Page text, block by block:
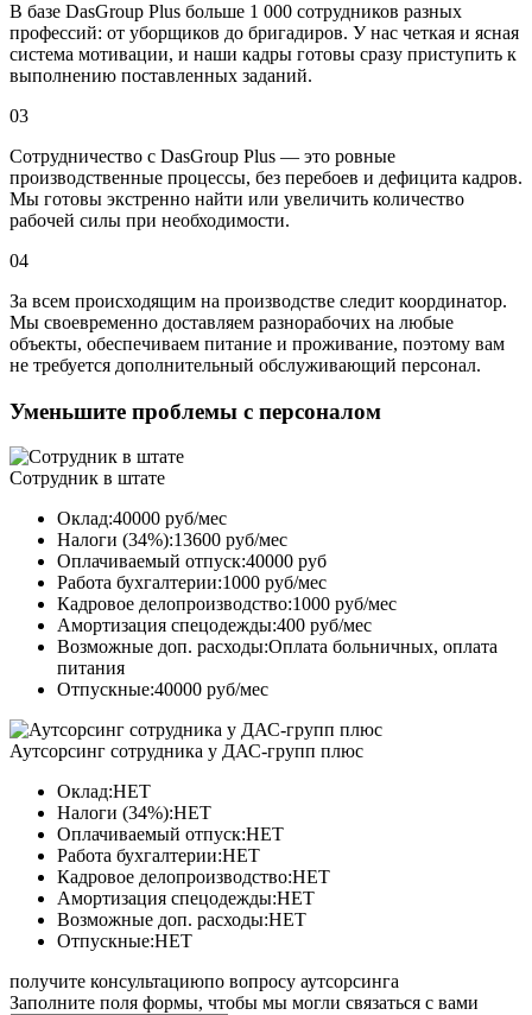
В базе DasGroup Plus больше 1 000 сотрудников разных
профессий: от уборщиков до бригадиров. У нас четкая и ясная
система мотивации, и наши кадры готовы сразу приступить к
выполнению поставленных заданий.
03
Сотрудничество с DasGroup Plus — это ровные
производственные процессы, без перебоев и дефицита кадров.
Мы готовы экстренно найти или увеличить количество
рабочей силы при необходимости.
04
За всем происходящим на производстве следит координатор.
Мы своевременно доставляем разнорабочих на любые
объекты, обеспечиваем питание и проживание, поэтому вам
не требуется дополнительный обслуживающий персонал.
Уменьшите проблемы с персоналом
Сотрудник в штате
Оклад:40000 руб/мес
Налоги (34%):13600 руб/мес
Оплачиваемый отпуск:40000 руб
Работа бухгалтерии:1000 руб/мес
Кадровое делопроизводство:1000 руб/мес
Амортизация спецодежды:400 руб/мес
Возможные доп. расходы:Оплата больничных, оплата
питания
Отпускные:40000 руб/мес
Аутсорсинг сотрудника у ДАС-групп плюс
Оклад:НЕТ
Налоги (34%):НЕТ
Оплачиваемый отпуск:НЕТ
Работа бухгалтерии:НЕТ
Кадровое делопроизводство:НЕТ
Амортизация спецодежды:НЕТ
Возможные доп. расходы:НЕТ
Отпускные:НЕТ
получите консультациюпо вопросу аутсорсинга
Заполните поля формы, чтобы мы могли связаться с вами